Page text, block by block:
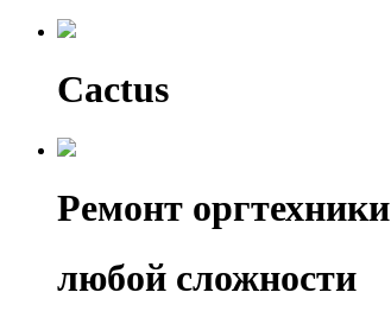
Cactus
Ремонт оргтехники
любой сложности